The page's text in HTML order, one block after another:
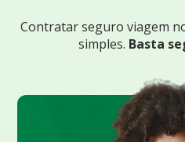
Contratar seguro viagem
simples. Basta